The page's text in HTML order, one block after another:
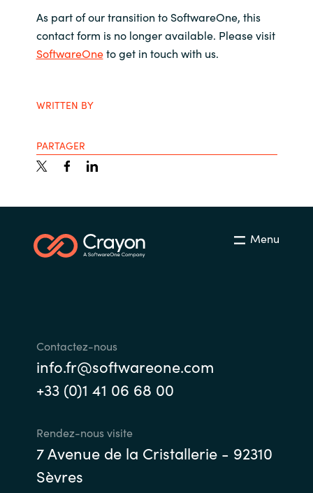
As part of our transition to SoftwareOne, this
contact form is no longer available. Please visit
SoftwareOneto get in touch with us.
WRITTEN BY
PARTAGER
Menu
Contactez-nous
info.fr@softwareone.com
+33 (0)1 41 06 68 00
Rendez-nous visite
7 Avenue de la Cristallerie - 92310
Sèvres